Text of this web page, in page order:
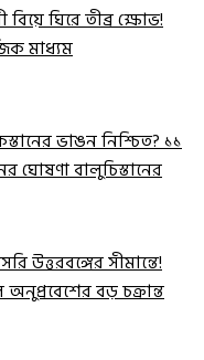
বিয়ে ঘিরে তীব্র ক্ষোভ!
মাধ্যম
ভাঙন নিশ্চিত? ১১
ঘোষণা বালুচিস্তানের
উত্তরবঙ্গের সীমান্তে!
বড় চক্রান্ত